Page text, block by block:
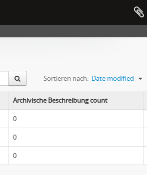
Sortieren nach: Date modified
Archivische Beschreibung count
0
0
0